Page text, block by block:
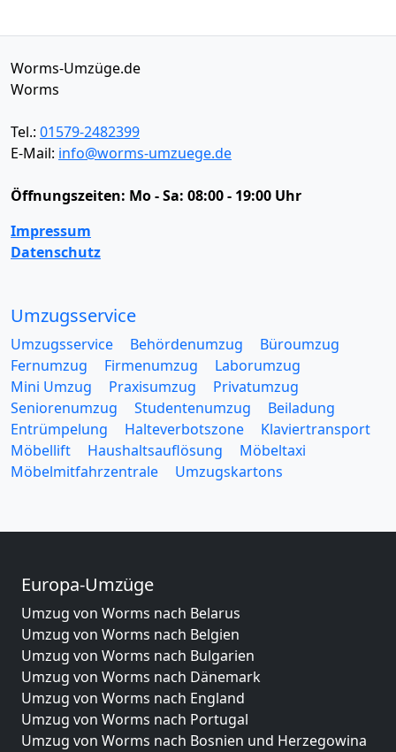
Worms-Umzüge.de
Worms
Tel.: 01579-2482399
E-Mail: info@worms-umzuege.de
Öffnungszeiten: Mo - Sa: 08:00 - 19:00 Uhr
Impressum
Datenschutz
Umzugsservice
Umzugsservice Behördenumzug
Büroumzug
Fernumzug
Firmenumzug
Laborumzug
Mini Umzug
Praxisumzug
Privatumzug
Seniorenumzug
Studentenumzug
Beiladung
Entrümpelung
Halteverbotszone
Klaviertransport
Möbellift
Haushaltsauflösung
Möbeltaxi
Möbelmitfahrzentrale
Umzugskartons
Europa-Umzüge
Umzug von Worms nach Belarus
Umzug von Worms nach Belgien
Umzug von Worms nach Bulgarien
Umzug von Worms nach Dänemark
Umzug von Worms nach England
Umzug von Worms nach Portugal
Umzug von Worms nach Bosnien und Herzegowina